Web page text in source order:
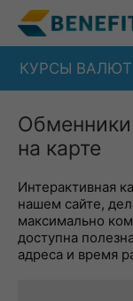
КУРСЫ ВАЛЮТ
на карте
Интерактивная
нашем сайте,
максимально
доступна
адреса и время